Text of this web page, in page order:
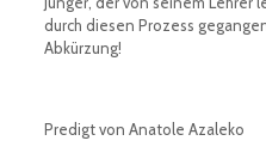
durch diesen Prozess
Abkürzung!
Predigt von Anatole Azaleko